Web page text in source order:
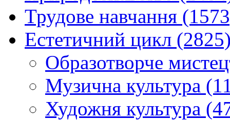
Трудове навчання
Естетичний цикл
Образотворче
Музична культура
Художня культура